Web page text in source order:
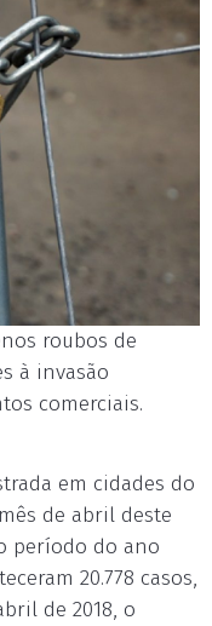
roubos de
à invasão
comerciais.
em cidades do
de abril deste
período do ano
20.778 casos,
de 2018, o